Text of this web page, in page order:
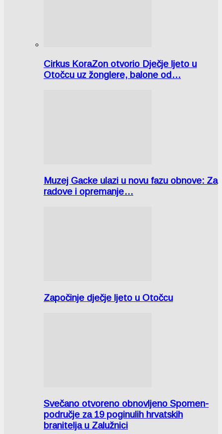
Cirkus KoraZon otvorio Dječje ljeto u
Otočcu uz žonglere, balone od…
Muzej Gacke ulazi u novu fazu obnove: Za
radove i opremanje…
Započinje dječje ljeto u Otočcu
Svečano otvoreno obnovljeno Spomen-
područje za 19 poginulih hrvatskih
branitelja u Zalužnici